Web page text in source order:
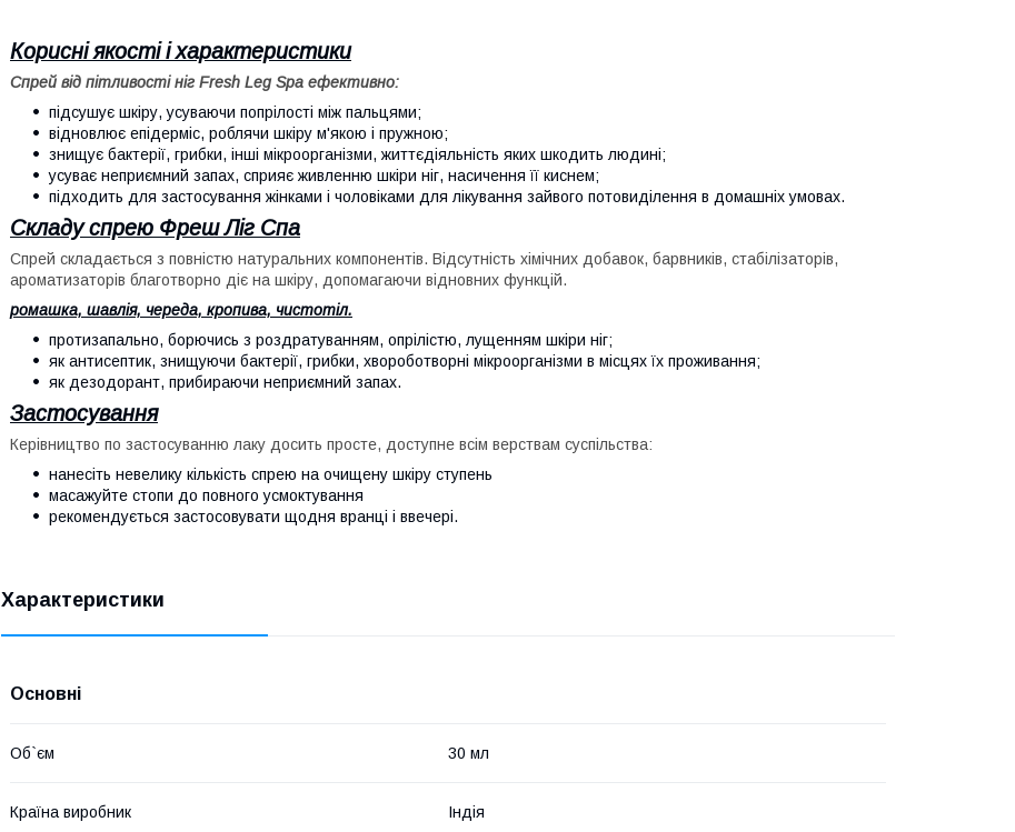
Корисні якості і характеристики
Спрей від пітливості ніг Fresh Leg Spa ефективно:
підсушує шкіру, усуваючи попрілості між пальцями;
відновлює епідерміс, роблячи шкіру м'якою і пружною;
знищує бактерії, грибки, інші мікроорганізми, життєдіяльність яких шкодить людині;
усуває неприємний запах, сприяє живленню шкіри ніг, насичення її киснем;
підходить для застосування жінками і чоловіками для лікування зайвого потовиділення в домашніх умовах.
Складу спрею Фреш Ліг Спа
Спрей складається з повністю натуральних компонентів. Відсутність хімічних добавок, барвників, стабілізаторів,
ароматизаторів благотворно діє на шкіру, допомагаючи відновних функцій.
ромашка, шавлія, череда, кропива, чистотіл.
протизапально, борючись з роздратуванням, опрілістю, лущенням шкіри ніг;
як антисептик, знищуючи бактерії, грибки, хвороботворні мікроорганізми в місцях їх проживання;
як дезодорант, прибираючи неприємний запах.
Застосування
Керівництво по застосуванню лаку досить просте, доступне всім верствам суспільства:
нанесіть невелику кількість спрею на очищену шкіру ступень
масажуйте стопи до повного усмоктування
рекомендується застосовувати щодня вранці і ввечері.
Характеристики
Основні
Об`єм 30 мл
Країна виробник Індія